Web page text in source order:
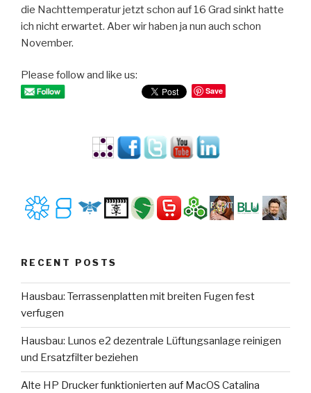
die Nachttemperatur jetzt schon auf 16 Grad sinkt hatte
ich nicht erwartet. Aber wir haben ja nun auch schon
November.
Please follow and like us:
Save
RECENT POSTS
Hausbau: Terrassenplatten mit breiten Fugen fest
verfugen
Hausbau: Lunos e2 dezentrale Lüftungsanlage reinigen
und Ersatzfilter beziehen
Alte HP Drucker funktionierten auf MacOS Catalina